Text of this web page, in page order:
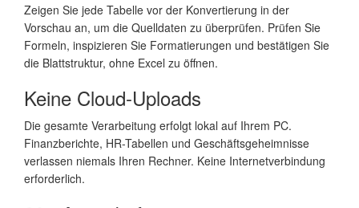
Zeigen Sie jede Tabelle vor der Konvertierung in der
Vorschau an, um die Quelldaten zu überprüfen. Prüfen Sie
Formeln, inspizieren Sie Formatierungen und bestätigen Sie
die Blattstruktur, ohne Excel zu öffnen.
Keine Cloud-Uploads
Die gesamte Verarbeitung erfolgt lokal auf Ihrem PC.
Finanzberichte, HR-Tabellen und Geschäftsgeheimnisse
verlassen niemals Ihren Rechner. Keine Internetverbindung
erforderlich.